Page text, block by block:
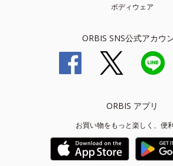
ボディウェア
ORBIS SNS公式アカウ
ORBIS アプリ
お買い物をもっと楽しく、便